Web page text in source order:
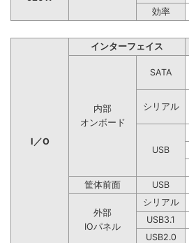
効率
I／O
インターフェイス
内部
オンボード
SATA
シリアル
USB
筐体前面
USB
外部
IOパネル
シリアル
USB3.1
USB2.0